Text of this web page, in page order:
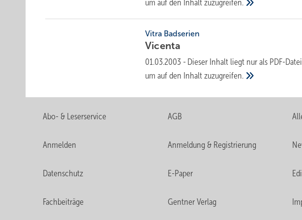
um auf den Inhaltzuzugreifen.
Vitra Badserien
Vicenta
01.03.2003 - Dieser Inhalt liegt nur als PDF-
um auf den Inhaltzuzugreifen.
Abo- & Leserservice AGB
Anmelden Anmeldung & Registrierung
Datenschutz E-Paper
Fachbeiträge Gentner Verlag